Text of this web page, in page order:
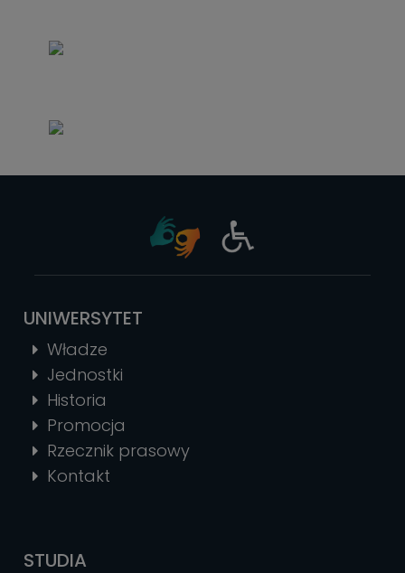
UNIWERSYTET
Władze
Jednostki
Historia
Promocja
Rzecznik prasowy
Kontakt
STUDIA